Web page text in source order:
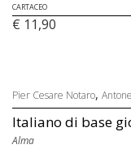
CARTACEO
€ 11,90
Pier Cesare Notaro,
Italiano di base
Alma